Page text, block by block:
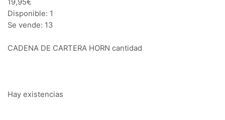
19,95€
Disponible: 1
Se vende: 13
CADENA DE CARTERA HORN cantidad
Hay existencias